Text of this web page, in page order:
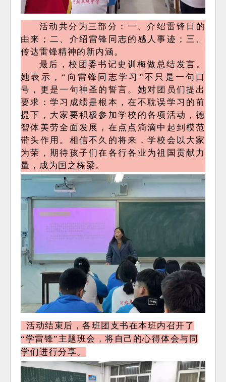
活动共分为三部分：一、介绍雷锋日的
由来；二、介绍雷锋同志的感人事迹；三、
传达雷锋精神的新内涵。
最后，校团委书记史训梅做总结发言。
她表示，“向雷锋同志学习”不只是一句口
号，更是一句神圣的誓言。她对团员们提出
要求：学习成绩是根本，在不耽误学习的前
提下，大家要积极参加学校的各项活动，德
智体美劳全面发展，在点点滴滴中起到模范
带头作用。相信不久的将来，学校会以大家
为荣，期待孩子们在各行各业为祖国贡献力
量，成为国之栋梁。
活动结束后，各班团支书在本班内召开了
“学雷锋”主题班会，将自己的心得体会与同
学们进行分享。